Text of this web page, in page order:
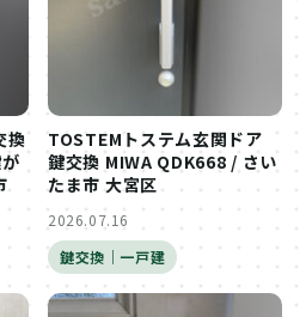
換
TOSTEMトステム玄関ドア
鍵交換 MIWA QDK668 / さい
たま市 大宮区
2026.07.16
鍵交換｜一戸建